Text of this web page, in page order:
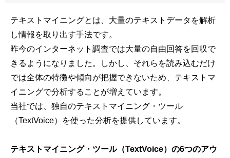
テキストマイニングとは、大量のテキストデータを解析
し情報を取り出す手法です。
昨今のインターネット調査では大量の自由回答を回収で
きるようになりました。しかし、それらを読み込むだけ
では全体の特徴や傾向が把握できないため、テキストマ
イニングで分析することが増えています。
当社では、独自のテキストマイニング・ツール
（TextVoice）を使った分析を提供しています。
テキストマイニング・ツール（TextVoice）の6つのアウ